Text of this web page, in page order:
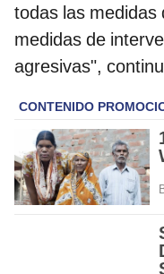
todas las medidas
medidas de
agresivas",